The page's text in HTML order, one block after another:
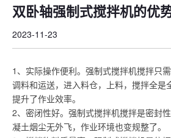
双卧轴强制式搅拌机的优
2023-11-23
1、实际操作便利。强制式搅拌机搅拌只
调料和运送，进入料仓，上料，搅拌全是
提升了作业效率。
2、密闭性好。强制式搅拌机搅拌是密封
凝土烟尘无外飞，作业环境也变规整了。